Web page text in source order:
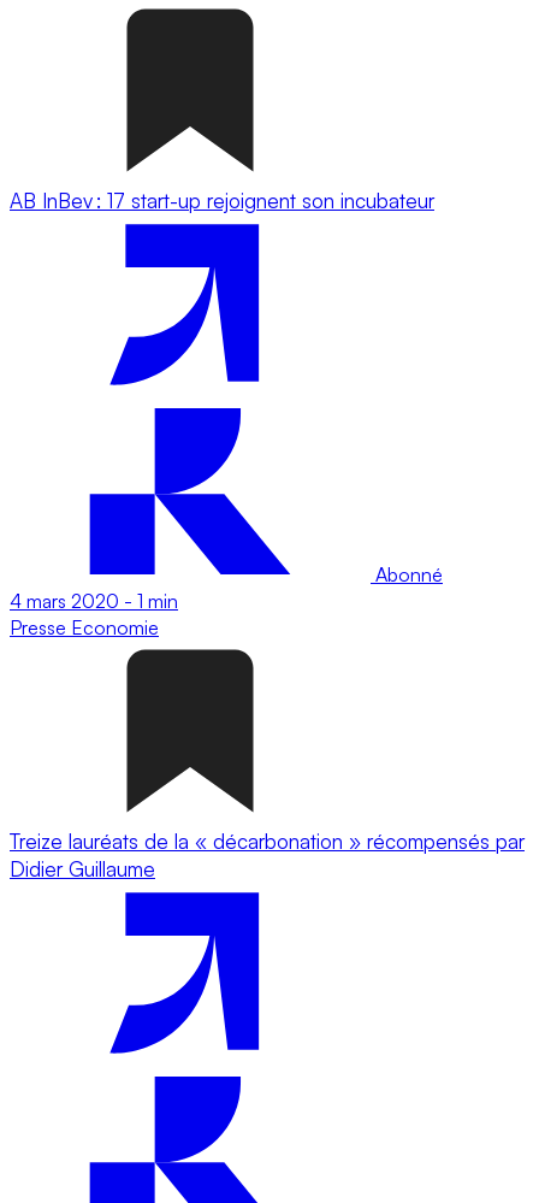
AB InBev : 17 start-up rejoignent son incubateur
Abonné
4 mars 2020 - 1 min
Presse Economie
Treize lauréats de la « décarbonation » récompensés par
Didier Guillaume